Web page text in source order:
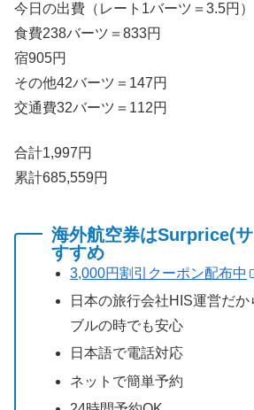
今日の出費（レート1バーツ＝3.5円）
食費238バーツ＝833円
宿905円
その他42バーツ＝147円
交通費32バーツ＝112円
合計1,997円
累計685,559円
海外航空券はSurprice(
すすめ
3,000円割引クーポン配布中
日本の旅行会社HIS運営だか
ブルの時でも安心
日本語で電話対応
ネットで簡単予約